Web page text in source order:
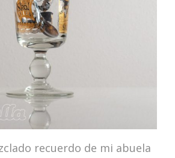
recuerdo de mi abuela